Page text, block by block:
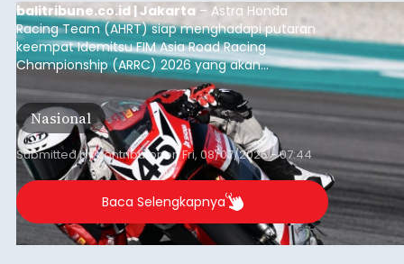
balitribune.co.id | Jakarta – Astra Honda
Racing Team (AHRT) siap menghadapi putaran
keempat Idemitsu FIM Asia Road Racing
Championship (ARRC) 2026 yang akan
berlangsung di Pertamina Mandalika
International Circuit, Lombok, Nusa Tenggara
Barat, pada 7–9 Agustus 2026.
Nasional
Submitted bycontributoronFri, 08/07/2026 - 07:44
Baca Selengkapnya